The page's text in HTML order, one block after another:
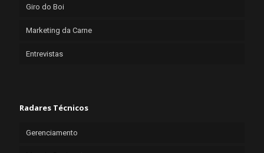
Giro do Boi
Marketing da Carne
Entrevistas
Radares Técnicos
Gerenciamento